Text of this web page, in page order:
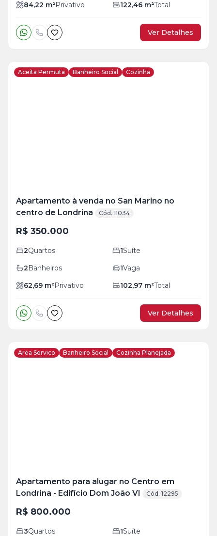
84,22 m²Privativo 122,46 m²Total
Ver Detalhes
Aceita Permuta Banheiro Social Cozinha
Apartamento à venda no San Marino no
centro de Londrina
Cód. 11034
R$ 350.000
2Quartos 1Suíte
2Banheiros 1Vaga
62,69 m²Privativo 102,97 m²Total
Ver Detalhes
Area Servico Banheiro Social Cozinha Planejada
Apartamento para alugar no Centro em
Londrina - Edifício Dom João VI
Cód. 12295
R$ 800.000
3Quartos 1Suíte